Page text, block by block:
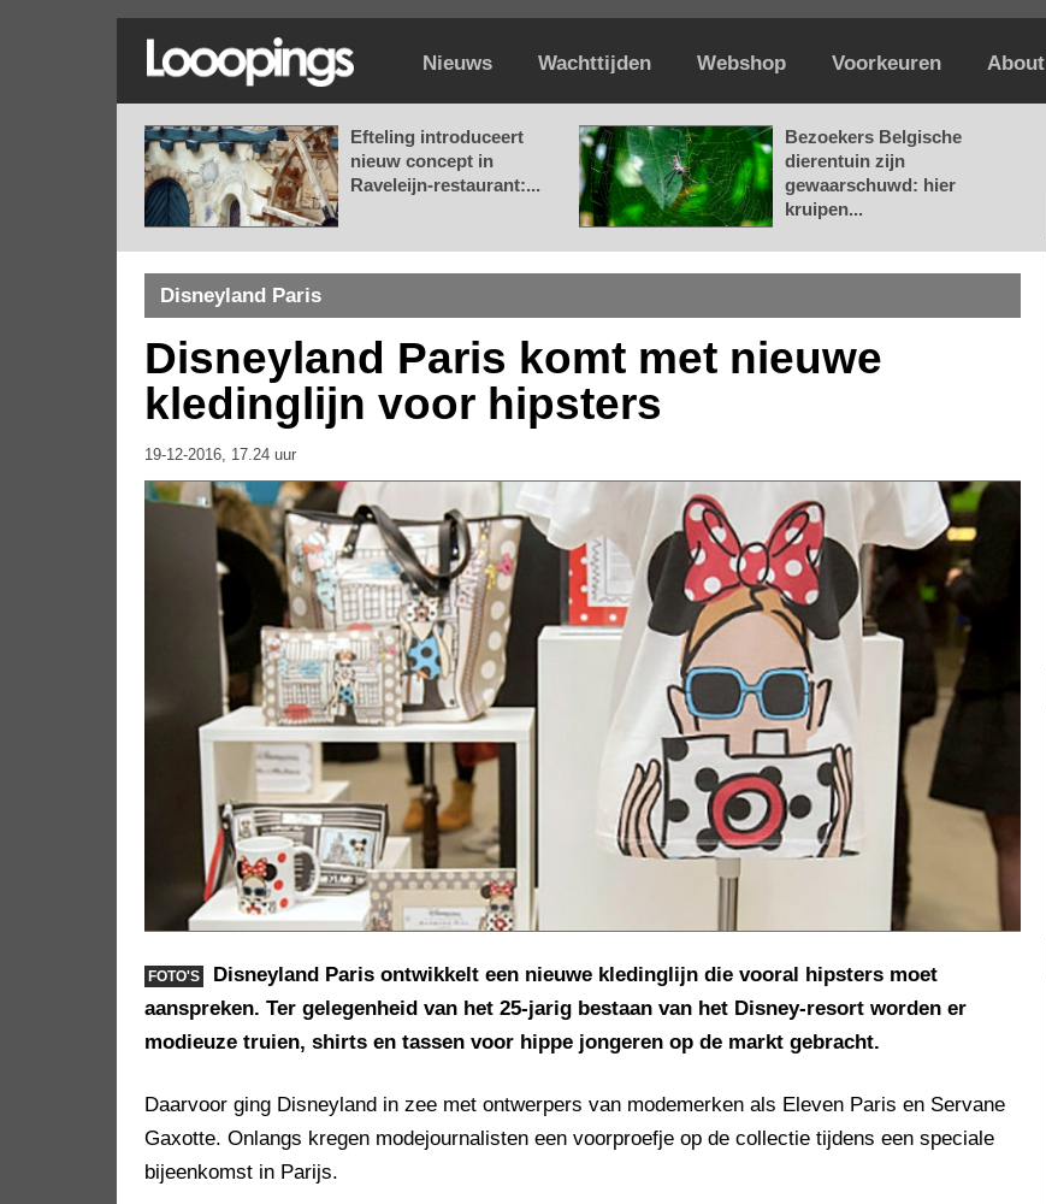
Nieuws Wachttijden Webshop Voorkeuren About
Efteling introduceert
nieuw concept in
Raveleijn-restaurant:...
Bezoekers Belgische
dierentuin zijn
gewaarschuwd: hier
kruipen...
Disneyland Paris
Disneyland Paris komt met nieuwe
kledinglijn voor hipsters
19-12-2016, 17.24 uur
FOTO'S
Disneyland Paris ontwikkelt een nieuwe kledinglijn die vooral hipsters moet
aanspreken. Ter gelegenheid van het 25-jarig bestaan van het Disney-resort worden er
modieuze truien, shirts en tassen voor hippe jongeren op de markt gebracht.
Daarvoor ging Disneyland in zee met ontwerpers van modemerken als Eleven Paris en Servane
Gaxotte. Onlangs kregen modejournalisten een voorproefje op de collectie tijdens een speciale
bijeenkomst in Parijs.